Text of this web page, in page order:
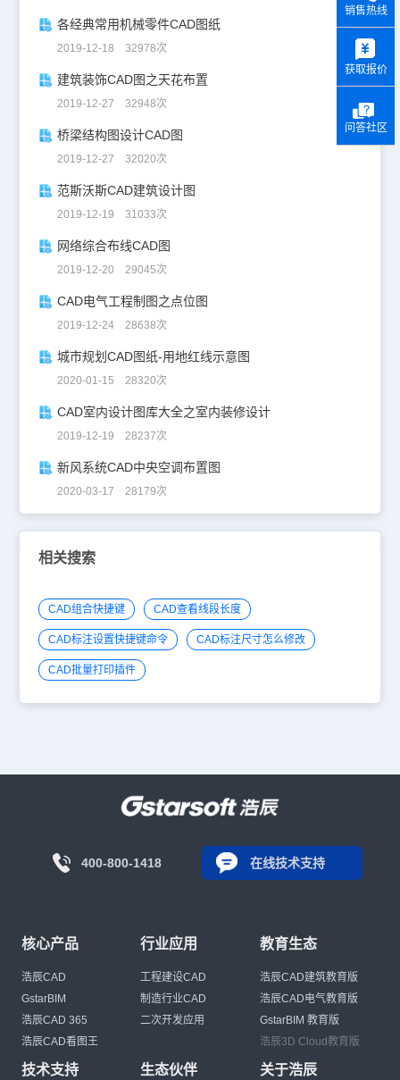
各经典常用机械零件CAD图纸
2019-12-18 32978次
建筑装饰CAD图之天花布置
2019-12-27 32948次
桥梁结构图设计CAD图
2019-12-27 32020次
范斯沃斯CAD建筑设计图
2019-12-19 31033次
网络综合布线CAD图
2019-12-20 29045次
CAD电气工程制图之点位图
2019-12-24 28638次
城市规划CAD图纸-用地红线示意图
2020-01-15 28320次
CAD室内设计图库大全之室内装修设计
2019-12-19 28237次
新风系统CAD中央空调布置图
2020-03-17 28179次
相关搜索
CAD组合快捷键 CAD查看线段长度
CAD标注设置快捷键命令 CAD标注尺寸怎么修改
CAD批量打印插件
400-800-1418 在线技术支持
核心产品
浩辰CAD
GstarBIM
浩辰CAD 365
浩辰CAD看图王
行业应用
工程建设CAD
制造行业CAD
二次开发应用
教育生态
浩辰CAD建筑教育版
浩辰CAD电气教育版
GstarBIM 教育版
浩辰3D Cloud教育版
技术支持 生态伙伴 关于浩辰
销售热线
获取报价
问答社区